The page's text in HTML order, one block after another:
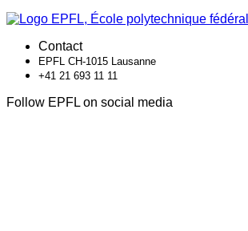
Contact
EPFL CH-1015 Lausanne
+41 21 693 11 11
Follow EPFL on social media